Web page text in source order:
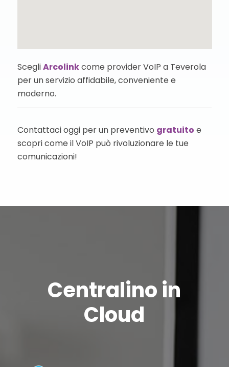
ScegliArcolinkcome provider VoIP a Teverola
per un servizio affidabile, conveniente e
moderno.
Contattaci oggi per un preventivo gratuito e
scopri come il VoIP può rivoluzionare le tue
comunicazioni!
Centralino in
Cloud